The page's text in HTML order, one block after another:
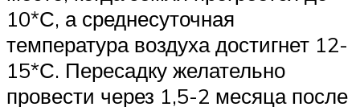
10*С, а среднесуточная
температура воздуха достигнет 12-
15*С. Пересадку желательно
провести через 1,5-2 месяца после